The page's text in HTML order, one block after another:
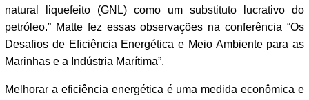
natural liquefeito (GNL) como um substituto lucrativo do
petróleo.” Matte fez essas observações na conferência “Os
Desafios de Eficiência Energética e Meio Ambiente para as
Marinhas e a Indústria Marítima”.
Melhorar a eficiência energética é uma medida econômica e